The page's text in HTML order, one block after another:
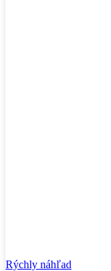
Rýchly náhľad